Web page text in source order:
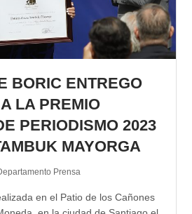
BORIC ENTREGO
LA PREMIO
PERIODISMO 2023
MAYORGA
Prensa
en el Patio de los Cañones